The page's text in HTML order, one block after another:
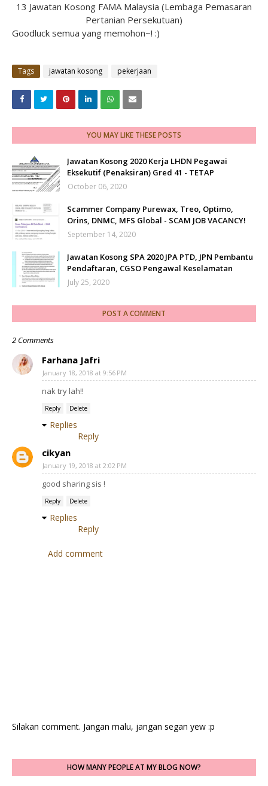
13 Jawatan Kosong FAMA Malaysia (Lembaga Pemasaran
Pertanian Persekutuan)
Goodluck semua yang memohon~! :)
Tags jawatan kosong pekerjaan
YOU MAY LIKE THESE POSTS
Jawatan Kosong 2020 Kerja LHDN Pegawai
Eksekutif (Penaksiran) Gred 41 - TETAP
October 06, 2020
Scammer Company Purewax, Treo, Optimo,
Orins, DNMC, MFS Global - SCAM JOB VACANCY!
September 14, 2020
Jawatan Kosong SPA 2020 JPA PTD, JPN Pembantu
Pendaftaran, CGSO Pengawal Keselamatan
July 25, 2020
POST A COMMENT
2 Comments
Farhana Jafri
January 18, 2018 at 9:56 PM
nak try lah!!
Reply Delete
Replies
Reply
cikyan
January 19, 2018 at 2:02 PM
good sharing sis !
Reply Delete
Replies
Reply
Add comment
Silakan comment. Jangan malu, jangan segan yew :p
HOW MANY PEOPLE AT MY BLOG NOW?